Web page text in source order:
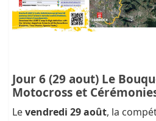
Jour 6 (29 aout) Le
Motocross et
Levendredi 29 août, la